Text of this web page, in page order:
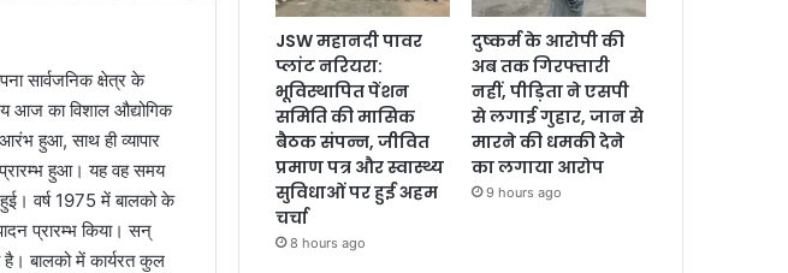
सार्वजनिक क्षेत्र के
आज का विशाल औद्योगिक
हुआ, साथ ही व्यापार
हुआ। यह वह समय
वर्ष 1975 में बालको के
प्रारम्भ किया। सन्
है। बालको में कार्यरत कुल
JSW महानदी पावर
प्लांट नरियरा:
भूविस्थापित पेंशन
समिति की मासिक
बैठक संपन्न, जीवित
प्रमाण पत्र और स्वास्थ्य
सुविधाओं पर हुई अहम
चर्चा
8 hours ago
दुष्कर्म के आरोपी की
अब तक गिरफ्तारी
नहीं, पीड़िता ने एसपी
से लगाई गुहार, जान से
मारने की धमकी देने
का लगाया आरोप
9 hours ago